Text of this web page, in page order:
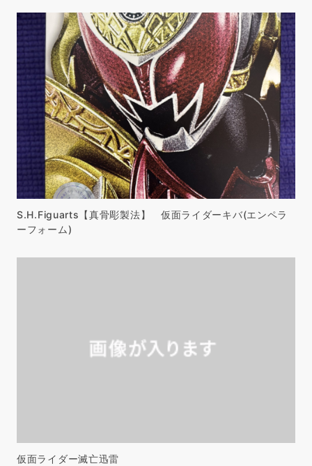
S.H.Figuarts【真骨彫製法】 仮面ライダーキバ(エンペラ
ーフォーム)
仮面ライダー滅亡迅雷